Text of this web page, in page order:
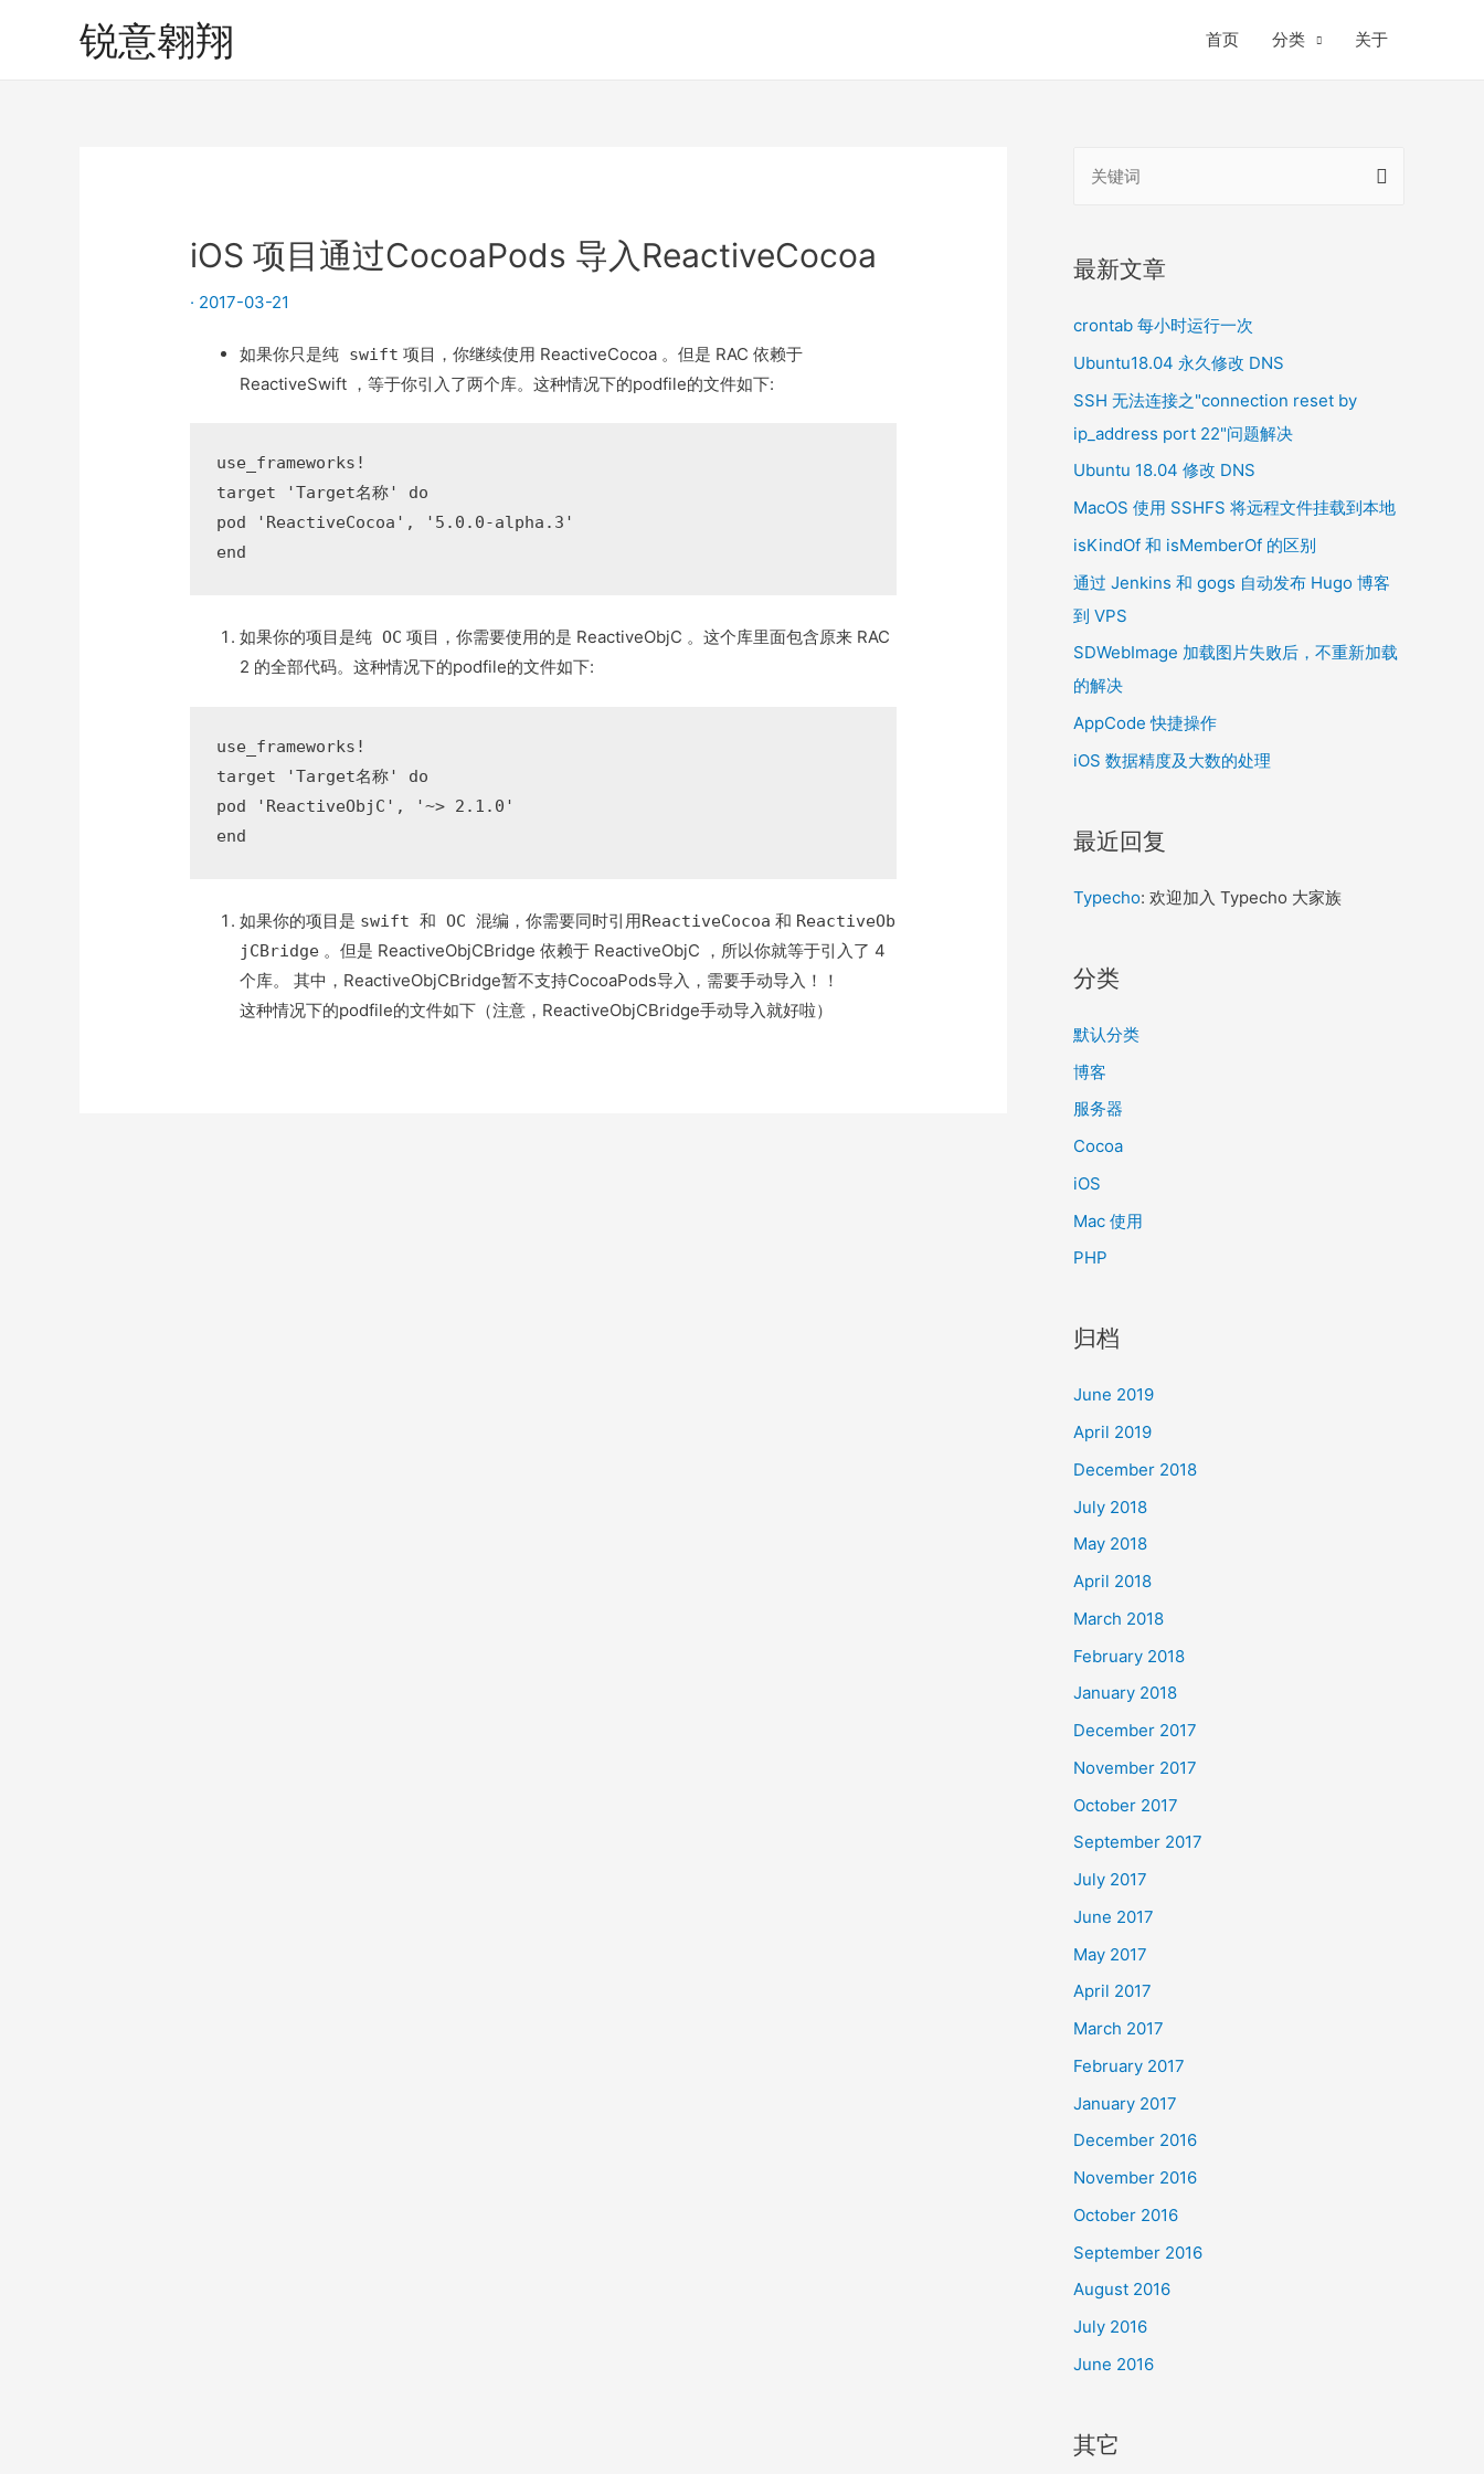
锐意翱翔 首页 分类 关于
iOS 项目通过CocoaPods 导入ReactiveCocoa
· 2017-03-21
如果你只是纯 swift 项目，你继续使用 ReactiveCocoa 。但是 RAC 依赖于
ReactiveSwift ，等于你引入了两个库。这种情况下的podfile的文件如下:
use_frameworks!
target 'Target名称' do
pod 'ReactiveCocoa', '5.0.0-alpha.3'
end
如果你的项目是纯 OC 项目，你需要使用的是 ReactiveObjC 。这个库里面包含原来 RAC
2 的全部代码。这种情况下的podfile的文件如下:
use_frameworks!
target 'Target名称' do
pod 'ReactiveObjC', '~> 2.1.0'
end
如果你的项目是 swift 和 OC 混编 ，你需要同时引用ReactiveCocoa 和 ReactiveOb
jCBridge 。但是 ReactiveObjCBridge 依赖于 ReactiveObjC ，所以你就等于引入了 4
个库。 其中，ReactiveObjCBridge暂不支持CocoaPods导入，需要手动导入！！
这种情况下的podfile的文件如下（注意，ReactiveObjCBridge手动导入就好啦）
最新文章
crontab 每小时运行一次
Ubuntu18.04 永久修改 DNS
SSH 无法连接之"connection reset by
ip_address port 22"问题解决
Ubuntu 18.04 修改 DNS
MacOS 使用 SSHFS 将远程文件挂载到本地
isKindOf 和 isMemberOf 的区别
通过 Jenkins 和 gogs 自动发布 Hugo 博客
到 VPS
SDWebImage 加载图片失败后，不重新加载
的解决
AppCode 快捷操作
iOS 数据精度及大数的处理
最近回复
Typecho: 欢迎加入 Typecho 大家族
分类
默认分类
博客
服务器
Cocoa
iOS
Mac 使用
PHP
归档
June 2019
April 2019
December 2018
July 2018
May 2018
April 2018
March 2018
February 2018
January 2018
December 2017
November 2017
October 2017
September 2017
July 2017
June 2017
May 2017
April 2017
March 2017
February 2017
January 2017
December 2016
November 2016
October 2016
September 2016
August 2016
July 2016
June 2016
其它